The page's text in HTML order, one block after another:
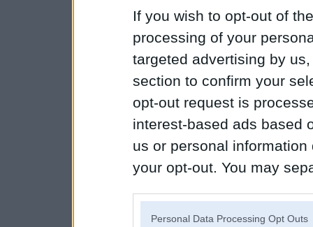
If you wish to opt-out of
processing of your
targeted advertising by
section to confirm your
opt-out request is
interest-based ads based
us or personal
your opt-out. You may
Personal Data Processing Opt Outs